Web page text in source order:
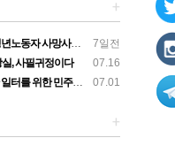
+
7일전
과 재발방지 대책 마련하라
07.16
, 사필귀정이다
07.01
폭염감시단 선포 기자회견
+